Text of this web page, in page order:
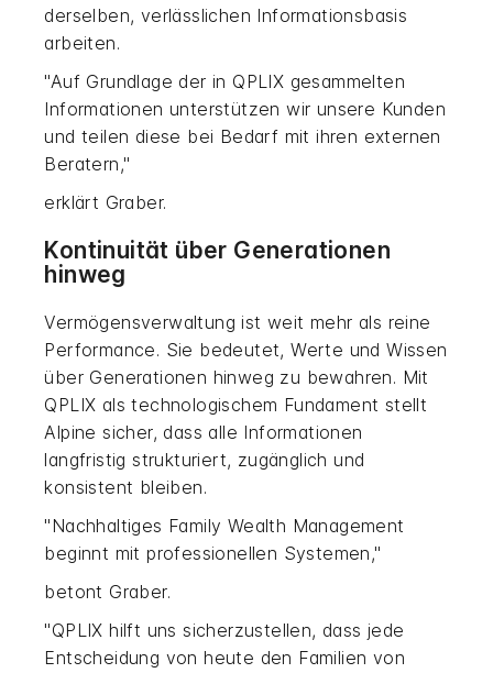
derselben, verlässlichen Informationsbasis
arbeiten.
"Auf Grundlage der in QPLIX gesammelten
Informationen unterstützen wir unsere Kunden
und teilen diese bei Bedarf mit ihren externen
Beratern,"
erklärt Graber.
Kontinuität über Generationen
hinweg
Vermögensverwaltung ist weit mehr als reine
Performance. Sie bedeutet, Werte und Wissen
über Generationen hinweg zu bewahren. Mit
QPLIX als technologischem Fundament stellt
Alpine sicher, dass alle Informationen
langfristig strukturiert, zugänglich und
konsistent bleiben.
"Nachhaltiges Family Wealth Management
beginnt mit professionellen Systemen,"
betont Graber.
"QPLIX hilft uns sicherzustellen, dass jede
Entscheidung von heute den Familien von